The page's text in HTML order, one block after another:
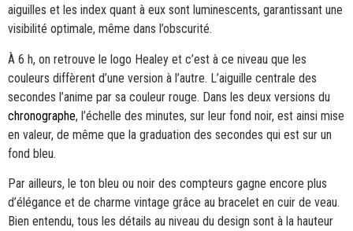
aiguilles et les index quant à eux sont luminescents, garantissant une
visibilité optimale, même dans l’obscurité.
À 6 h, on retrouve le logo Healey et c’est à ce niveau que les
couleurs diffèrent d’une version à l’autre. L’aiguille centrale des
secondes l’anime par sa couleur rouge. Dans les deux versions du
chronographe, l’échelle des minutes, sur leur fond noir, est ainsi mise
en valeur, de même que la graduation des secondes qui est sur un
fond bleu.
Par ailleurs, le ton bleu ou noir des compteurs gagne encore plus
d’élégance et de charme vintage grâce au bracelet en cuir de veau.
Bien entendu, tous les détails au niveau du design sont à la hauteur